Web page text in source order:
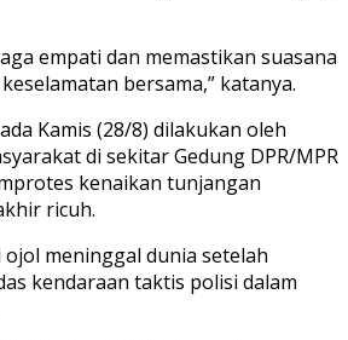
empati dan memastikan suasana
bersama,” katanya.
Kamis (28/8) dilakukan oleh
di sekitar Gedung DPR/MPR
kenaikan tunjangan
ricuh.
meninggal dunia setelah
kendaraan taktis polisi dalam